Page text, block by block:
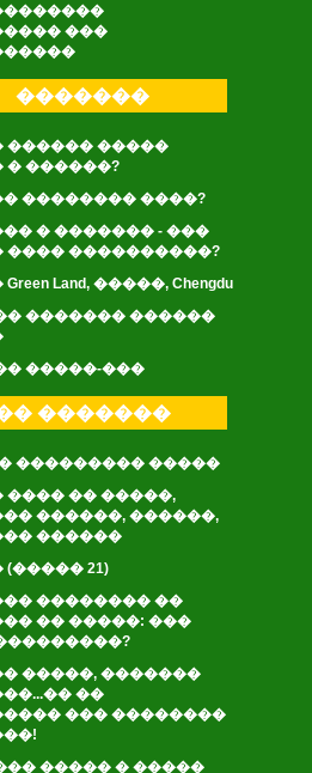
���
�������
������ �����
� ������?
�������� ����?
� ������� - ���
���� ����������?
Land, �����, Chengdu
������� ������
�����-���
�������
��������� �����
���� �� �����,
������, ������,
������
21)
�������� ��
�� �����: ���
�����, �������
��
��� ��������
����� � �����